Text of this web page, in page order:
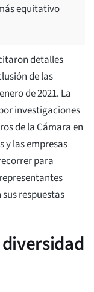
equitativo
detalles
de las
de 2021. La
investigaciones
de la Cámara en
y las empresas
para
respuestas